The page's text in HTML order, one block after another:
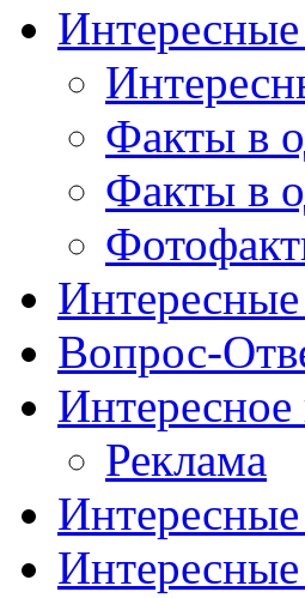
Факты в
Факты в
Вопрос-
Интересное
Реклама